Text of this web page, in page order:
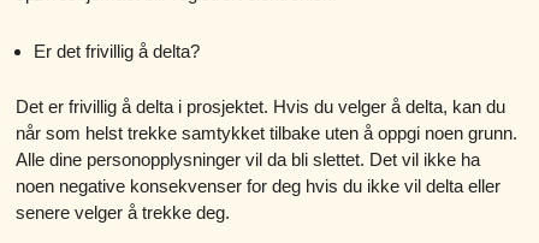
Er det frivillig å delta?
Det er frivillig å delta i prosjektet. Hvis du velger å delta, kan du
når som helst trekke samtykket tilbake uten å oppgi noen grunn.
Alle dine personopplysninger vil da bli slettet. Det vil ikke ha
noen negative konsekvenser for deg hvis du ikke vil delta eller
senere velger å trekke deg.